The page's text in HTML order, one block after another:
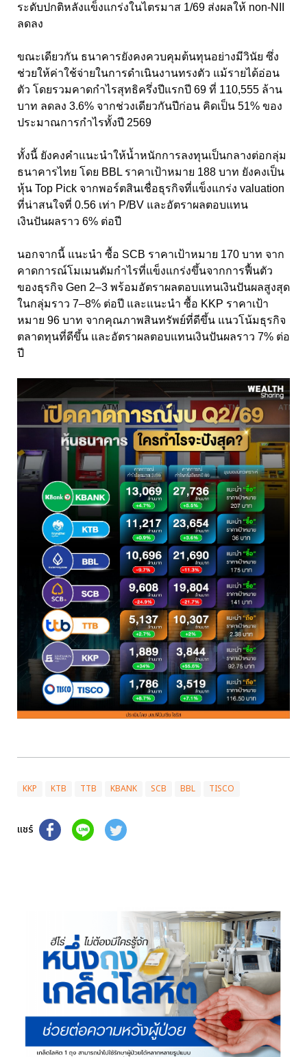
ระดับปกติหลังแข็งแกร่งในไตรมาส 1/69 ส่งผลให้ non-NII
ลดลง
ขณะเดียวกัน ธนาคารยังคงควบคุมต้นทุนอย่างมีวินัย ซึ่ง
ช่วยให้ค่าใช้จ่ายในการดำเนินงานทรงตัว แม้รายได้อ่อน
ตัว โดยรวมคาดกำไรสุทธิครึ่งปีแรกปี 69 ที่ 110,555 ล้าน
บาท ลดลง 3.6% จากช่วงเดียวกันปีก่อน คิดเป็น 51% ของ
ประมาณการกำไรทั้งปี 2569
ทั้งนี้ ยังคงคำแนะนำให้น้ำหนักการลงทุนเป็นกลางต่อกลุ่ม
ธนาคารไทย โดย BBL ราคาเป้าหมาย 188 บาท ยังคงเป็น
หุ้น Top Pick จากพอร์ตสินเชื่อธุรกิจที่แข็งแกร่ง valuation
ที่น่าสนใจที่ 0.56 เท่า P/BV และอัตราผลตอบแทน
เงินปันผลราว 6% ต่อปี
นอกจากนี้ แนะนำ ซื้อ SCB ราคาเป้าหมาย 170 บาท จาก
คาดการณ์โมเมนตัมกำไรที่แข็งแกร่งขึ้นจากการฟื้นตัว
ของธุรกิจ Gen 2–3 พร้อมอัตราผลตอบแทนเงินปันผลสูงสุด
ในกลุ่มราว 7–8% ต่อปี และแนะนำ ซื้อ KKP ราคาเป้า
หมาย 96 บาท จากคุณภาพสินทรัพย์ที่ดีขึ้น แนวโน้มธุรกิจ
ตลาดทุนที่ดีขึ้น และอัตราผลตอบแทนเงินปันผลราว 7% ต่อ
ปี
KKP KTB TTB KBANK SCB BBL TISCO
แชร์